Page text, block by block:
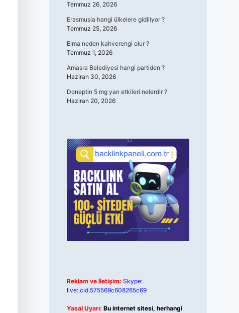
Temmuz 26, 2026
Erasmusla hangi ülkelere gidiliyor ?
Temmuz 25, 2026
Elma neden kahverengi olur ?
Temmuz 1, 2026
Amasra Belediyesi hangi partiden ?
Haziran 30, 2026
Doneptin 5 mg yan etkileri nelerdir ?
Haziran 20, 2026
Reklam ve İletişim: Skype:
live:.cid.575569c608265c69
Yasal Uyarı: Bu internet sitesi, herhangi